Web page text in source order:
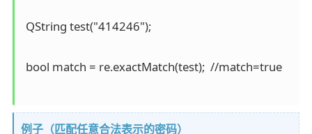
QString test("414246");
bool match = re.exactMatch(test);  //match=true
例子（匹配任意合法表示的密码）